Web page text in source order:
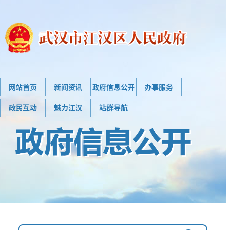
网站首页 新闻资讯 政府信息公开 办事服务
政民互动 魅力江汉 站群导航